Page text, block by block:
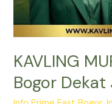
KAVLING
Bogor